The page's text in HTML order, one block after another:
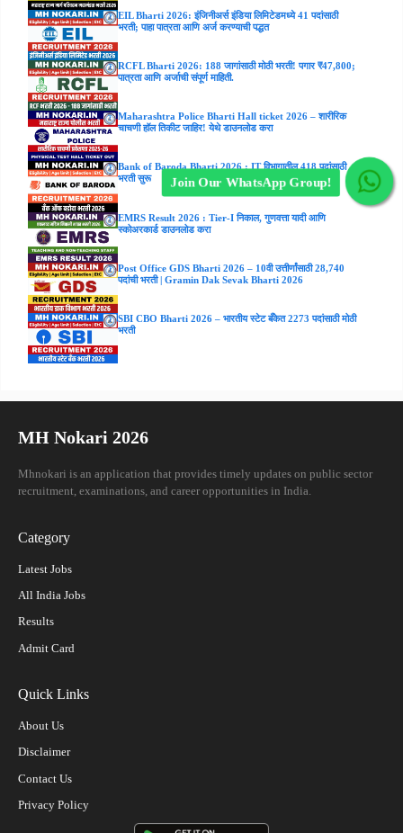
EIL Bharti 2026: इंजिनीअर्स इंडिया लिमिटेडमध्ये 41 पदांसाठी
भरती; पाहा पात्रता आणि अर्ज करण्याची पद्धत
RCFL Bharti 2026: 188 जागांसाठी मोठी भरती! पगार ₹47,800;
पात्रता आणि अर्जाची संपूर्ण माहिती.
Maharashtra Police Bharti Hall ticket 2026 – शारीरिक
चाचणी हॉल तिकीट जाहिर! येथे डाउनलोड करा
Bank of Baroda Bharti 2026 : IT विभागातील 418 पदांसाठी
भरती सुरू
EMRS Result 2026 : Tier-I निकाल, गुणवत्ता यादी आणि
स्कोअरकार्ड डाउनलोड करा
Post Office GDS Bharti 2026 – 10वी उत्तीर्णांसाठी 28,740
पदांची भरती | Gramin Dak Sevak Bharti 2026
SBI CBO Bharti 2026 – भारतीय स्टेट बँकेत 2273 पदांसाठी मोठी
भरती
MH Nokari 2026
Mhnokari is an application that provides timely updates on public sector
recruitment, examinations, and career opportunities in India.
Category
Latest Jobs
All India Jobs
Results
Admit Card
Quick Links
About Us
Disclaimer
Contact Us
Privacy Policy
Join Our WhatsApp Group!